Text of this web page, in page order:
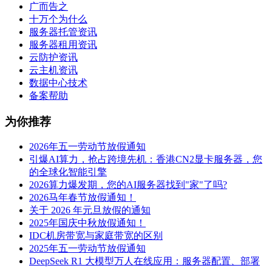
广而告之
十万个为什么
服务器托管资讯
服务器租用资讯
云防护资讯
云主机资讯
数据中心技术
备案帮助
为你推荐
2026年五一劳动节放假通知
引爆AI算力，抢占跨境先机：香港CN2显卡服务器，您
的全球化智能引擎
2026算力爆发期，您的AI服务器找到"家"了吗?
2026马年春节放假通知！
关于 2026 年元旦放假的通知
2025年国庆中秋放假通知！
IDC机房带宽与家庭带宽的区别
2025年五一劳动节放假通知
DeepSeek R1 大模型万人在线应用：服务器配置、部署